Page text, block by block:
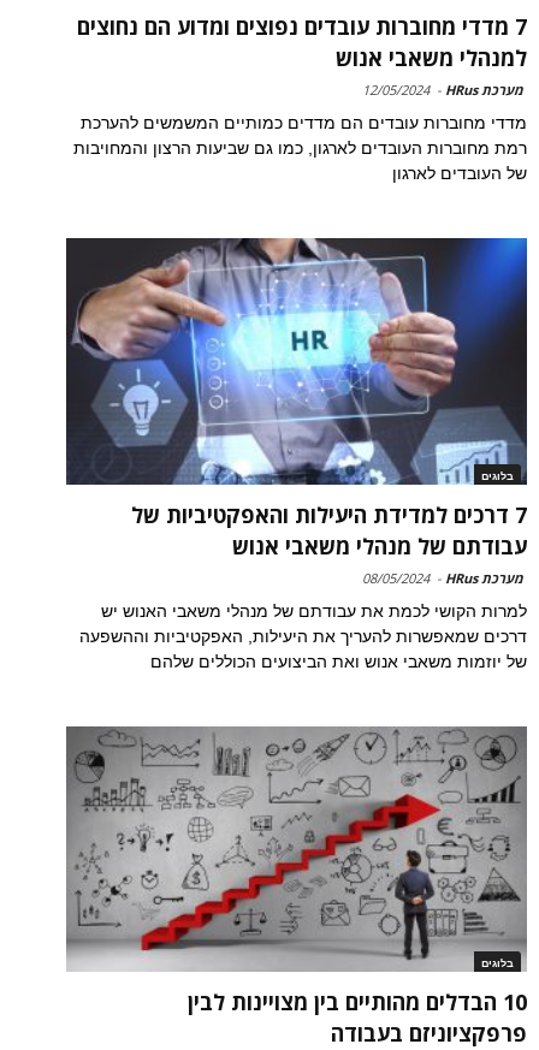
7 מדדי מחוברות עובדים נפוצים ומדוע הם נחוצים
למנהלי משאבי אנוש
מערכת HRus -
12/05/2024
מדדי מחוברות עובדים הם מדדים כמותיים המשמשים להערכת
רמת מחוברות העובדים לארגון, כמו גם שביעות הרצון והמחויבות
של העובדים לארגון
בלוגים
7 דרכים למדידת היעילות והאפקטיביות של
עבודתם של מנהלי משאבי אנוש
מערכת HRus -
08/05/2024
למרות הקושי לכמת את עבודתם של מנהלי משאבי האנוש יש
דרכים שמאפשרות להעריך את היעילות, האפקטיביות וההשפעה
של יוזמות משאבי אנוש ואת הביצועים הכוללים שלהם
בלוגים
10 הבדלים מהותיים בין מצויינות לבין
פרפקציוניזם בעבודה